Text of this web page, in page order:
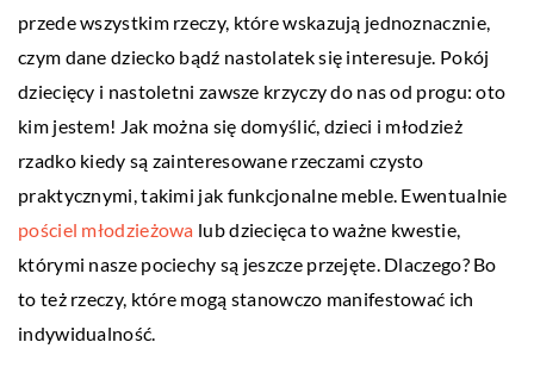
przede wszystkim rzeczy, które wskazują jednoznacznie,
czym dane dziecko bądź nastolatek się interesuje. Pokój
dziecięcy i nastoletni zawsze krzyczy do nas od progu: oto
kim jestem! Jak można się domyślić, dzieci i młodzież
rzadko kiedy są zainteresowane rzeczami czysto
praktycznymi, takimi jak funkcjonalne meble. Ewentualnie
pościel młodzieżowa lub dziecięca to ważne kwestie,
którymi nasze pociechy są jeszcze przejęte. Dlaczego? Bo
to też rzeczy, które mogą stanowczo manifestować ich
indywidualność.